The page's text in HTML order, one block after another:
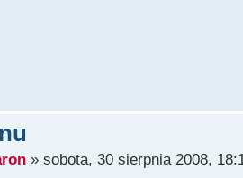
» sobota, 30 sierpnia 2008,